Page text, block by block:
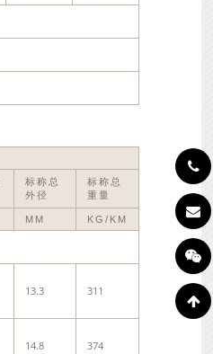
标称总
外径
标称总
重量
MM KG/KM
13.3 311
14.8 374